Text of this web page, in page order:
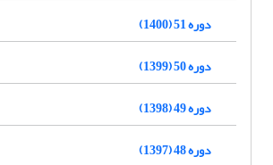
دوره 51 (1400)
دوره 50 (1399)
دوره 49 (1398)
دوره 48 (1397)